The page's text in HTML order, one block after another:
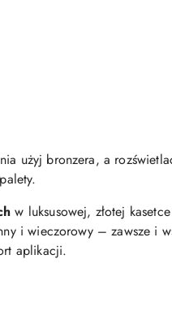
użyj bronzera, a
w luksusowej, złotej
i wieczorowy – zawsze i
aplikacji.